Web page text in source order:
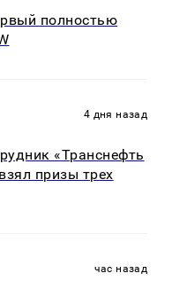
полностью
4 дня назад
«Транснефть
призы трех
час назад